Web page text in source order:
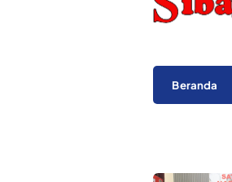
Beranda